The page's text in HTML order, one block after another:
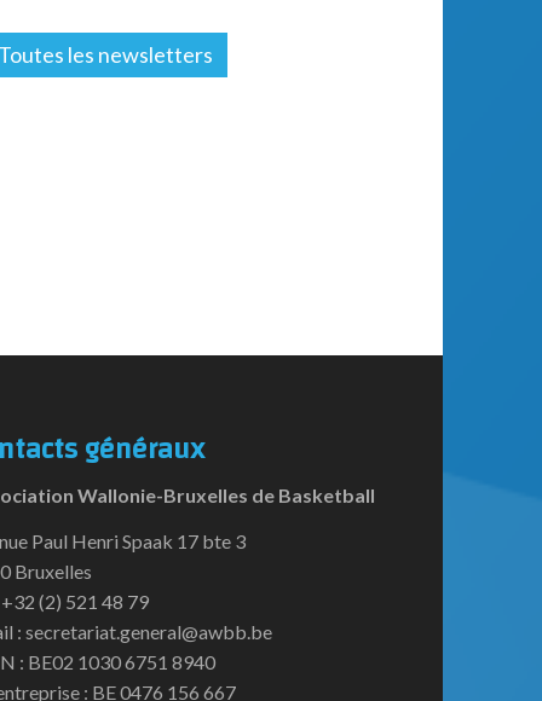
les newsletters
généraux
Wallonie-Bruxelles de Basketball
Paul Henri Spaak 17 bte 3
Bruxelles
(2) 521 48 79
: secretariat.general@awbb.be
: BE02 1030 6751 8940
: BE 0476 156 667